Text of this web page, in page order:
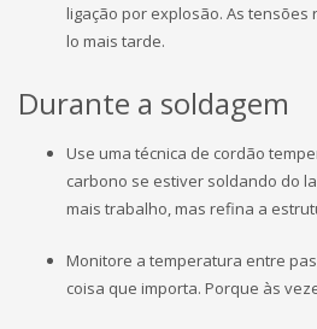
ligação por explosão. As
lo mais tarde.
Durante a soldagem
Use uma técnica de cordão
carbono se estiver soldando do
mais trabalho, mas refina a
Monitore a temperatura entre
coisa que importa. Porque às